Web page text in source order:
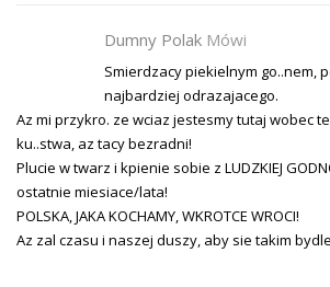
Dumny Polak Mówi
Smierdzacy piekielnym go..nem,
najbardziej odrazajacego.
Az mi przykro. ze wciaz jestesmy tutaj wobec
ku..stwa, az tacy bezradni!
Plucie w twarz i kpienie sobie z LUDZKIEJ
ostatnie miesiace/lata!
POLSKA, JAKA KOCHAMY, WKROTCE WROCI!
Az zal czasu i naszej duszy, aby sie takim